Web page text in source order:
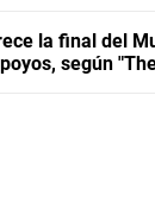
la final del
según